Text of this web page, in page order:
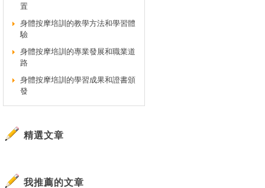
置
身體按摩培訓的教學方法和學習體
驗
身體按摩培訓的專業發展和職業道
路
身體按摩培訓的學習成果和證書頒
發
精選文章
我推薦的文章